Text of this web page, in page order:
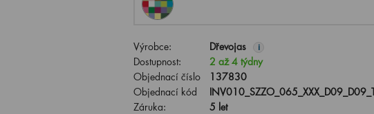
Výrobce: Dřevojas i
Dostupnost:
2 až 4 týdny
Objednací číslo
137830
Objednací kód
Záruka:
5 let